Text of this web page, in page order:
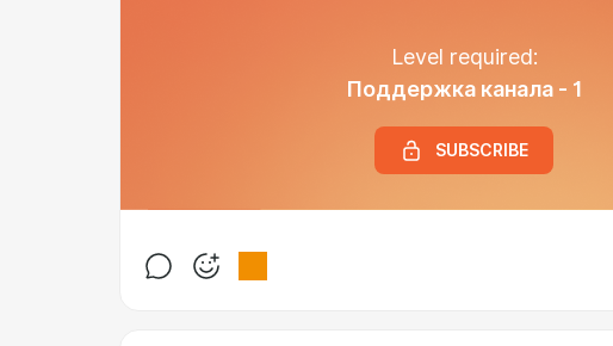
Level required:
Поддержка канала - 1
SUBSCRIBE